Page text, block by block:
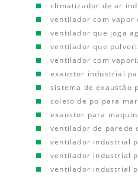
climatizador de ar
ventilador com vapor
ventilador que joga
ventilador que
ventilador com
exaustor industrial
sistema de exaustão
coleto de po para
exaustor para
ventilador de parede
ventilador industrial
ventilador industrial
ventilador industrial